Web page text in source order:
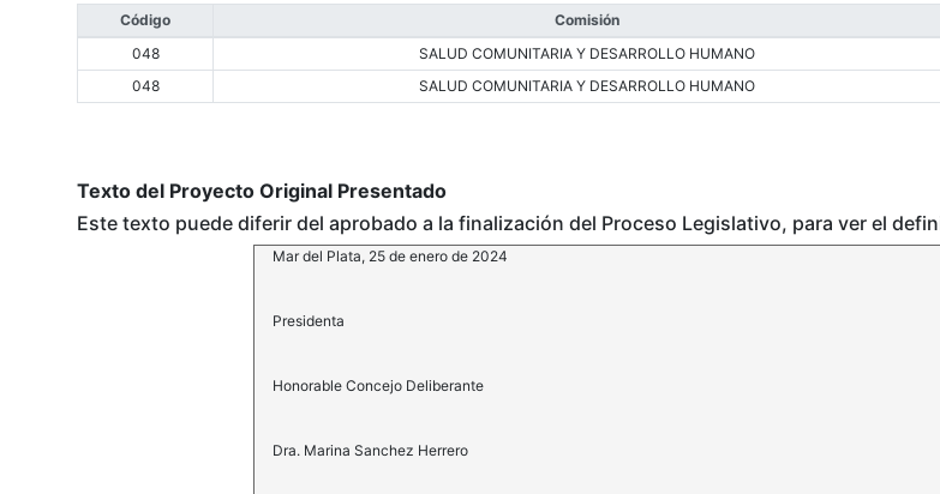
Código Comisión
048
SALUD COMUNITARIA Y DESARROLLO HUMANO
048
SALUD COMUNITARIA Y DESARROLLO HUMANO
Texto del Proyecto Original Presentado
Este texto puede diferir del aprobado a la finalización del Proceso Legislativo, para ver el
Mar del Plata, 25 de enero de 2024
Presidenta
Honorable Concejo Deliberante
Dra. Marina Sanchez Herrero